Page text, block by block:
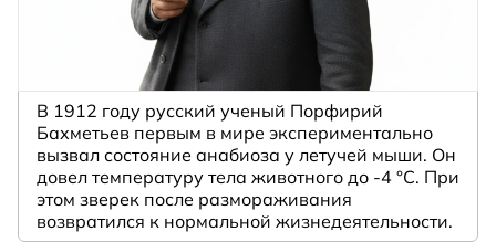
В 1912 году русский ученый Порфирий
Бахметьев первым в мире экспериментально
вызвал состояние анабиоза у летучей мыши. Он
довел температуру тела животного до -4 °C. При
этом зверек после размораживания
возвратился к нормальной жизнедеятельности.